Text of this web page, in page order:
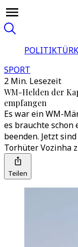
POLITIK
SPORT
2 Min. Lesezeit
WM-Helden der
empfangen
Es war ein WM-
es brauchte schon
beenden. Jetzt
Torhüter Vozinha
Teilen